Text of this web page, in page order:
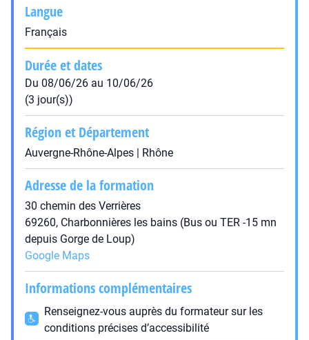
Langue
Français
Durée et dates
Du 08/06/26 au 10/06/26
(3 jour(s))
Région et Département
Auvergne-Rhône-Alpes | Rhône
Adresse de la formation
30 chemin des Verrières
69260, Charbonnières les bains (Bus ou TER -15 mn
depuis Gorge de Loup)
Google Maps
Informations complémentaires
Renseignez-vous auprès du formateur sur les
conditions précises d’accessibilité